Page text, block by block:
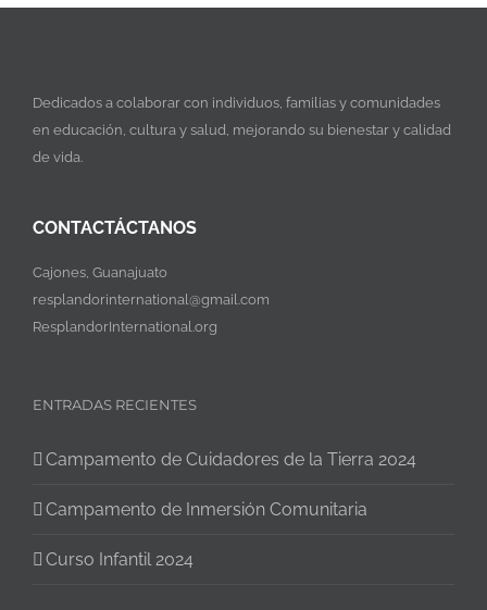
Dedicados a colaborar con individuos, familias y comunidades
en educación, cultura y salud, mejorando su bienestar y calidad
de vida.
CONTACTÁCTANOS
Cajones, Guanajuato
resplandorinternational@gmail.com
ResplandorInternational.org
ENTRADAS RECIENTES
Campamento de Cuidadores de la Tierra 2024
Campamento de Inmersión Comunitaria
Curso Infantil 2024